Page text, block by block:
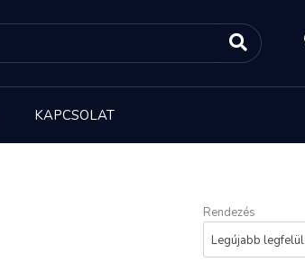
KAPCSOLAT
Rendezés
Legújabb legfelül